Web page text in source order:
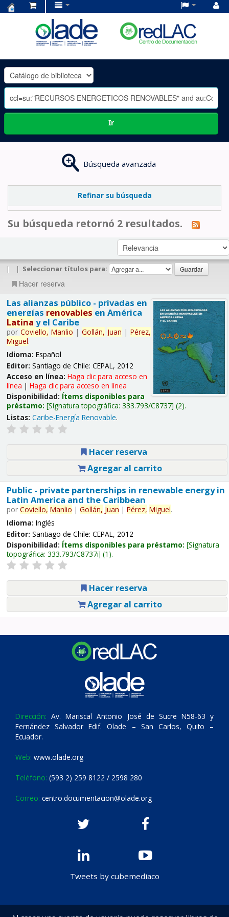
OLADE
-
Ir
Búsqueda avanzada
Refinar su búsqueda
Su búsqueda retornó 2 resultados.
| | Seleccionar títulos para:
Hacer reserva
Las alianzas público - privadas en
energías renovables en América
Latina y el Caribe
por Coviello, Manlio | Gollán, Juan | Pérez,
Miguel.
Idioma: Español
Editor: Santiago de Chile: CEPAL, 2012
Acceso en línea: Haga clic para acceso en
línea | Haga clic para acceso en línea
Disponibilidad: Ítems disponibles para
préstamo: Signatura topográfica: 333.793/C8737 (2).
Listas: Caribe-Energía Renovable.
Hacer reserva
Agregar al carrito
Public - private partnerships in renewable energy in
Latin America and the Caribbean
por Coviello, Manlio | Gollán, Juan | Pérez, Miguel.
Idioma: Inglés
Editor: Santiago de Chile: CEPAL, 2012
Disponibilidad: Ítems disponibles para préstamo: Signatura
topográfica: 333.793/C8737i (1).
Hacer reserva
Agregar al carrito
Dirección: Av. Mariscal Antonio José de Sucre N58-63 y
Fernández Salvador Edif. Olade – San Carlos, Quito –
Ecuador.
Web: www.olade.org
Teléfono: (593 2) 259 8122 / 2598 280
Correo: centro.documentacion@olade.org
Tweets by cubemediaco